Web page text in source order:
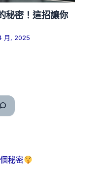
秘密！這招讓你
月, 2025
秘密